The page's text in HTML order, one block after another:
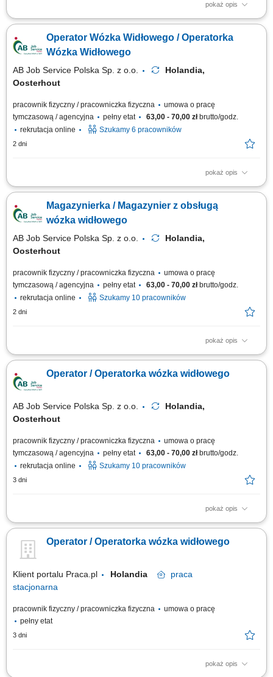
pokaż opis
Opis stanowiska transport produktów spożywczych przy użyciu wózków
załadunków oraz rozładunków samochodów ciężarowych, kompletacja
zamówień przygotowywanych do wysyłki, rozmieszczanie towarów
Operator Wózka Widłowego / Operatorka
Wózka Widłowego
AB Job Service Polska Sp. z o.o.
Holandia,
Oosterhout
pracownik fizyczny / pracowniczka fizyczna
umowa o pracę
tymczasową / agencyjna
pełny etat 63,00 - 70,00 złbrutto/godz.
rekrutacja online
Szukamy 6 pracowników
2 dni
pokaż opis
Zadania: Kompletacja zamówień przy użyciu wózka z widłami na dwie
Transport palet po magazynie oraz układanie ich na wysokości do 8
metrów; Realizacja pozostałych rutynowych zadań magazynowych;
Magazynierka / Magazynier z obsługą
wózka widłowego
AB Job Service Polska Sp. z o.o.
Holandia,
Oosterhout
pracownik fizyczny / pracowniczka fizyczna
umowa o pracę
tymczasową / agencyjna
pełny etat 63,00 - 70,00 złbrutto/godz.
rekrutacja online
Szukamy 10 pracowników
2 dni
pokaż opis
Czym będziesz się zajmować: Pobieraniem i kompletowaniem towarów
wewnętrznym materiałów do stref załadunkowych; Piętrowaniem palet do
wysokości 8 metrów; Przygotowywaniem przesyłek do dalszej wysyłki;
Operator / Operatorka wózka widłowego
AB Job Service Polska Sp. z o.o.
Holandia,
Oosterhout
pracownik fizyczny / pracowniczka fizyczna
umowa o pracę
tymczasową / agencyjna
pełny etat 63,00 - 70,00 złbrutto/godz.
rekrutacja online
Szukamy 10 pracowników
3 dni
pokaż opis
Zadania na stanowisku: Kompletowanie zamówień wózkiem widłowym z
do wysokości 8 metrów (poziom 3 palet) Przygotowywanie towaru do
wysyłki w wyznaczonych strefach magazynowych; Bezinwazyjny przewóz
Operator / Operatorka wózka widłowego
Klient portalu Praca.pl Holandia
praca
stacjonarna
pracownik fizyczny / pracowniczka fizyczna
umowa o pracę
pełny etat
3 dni
pokaż opis